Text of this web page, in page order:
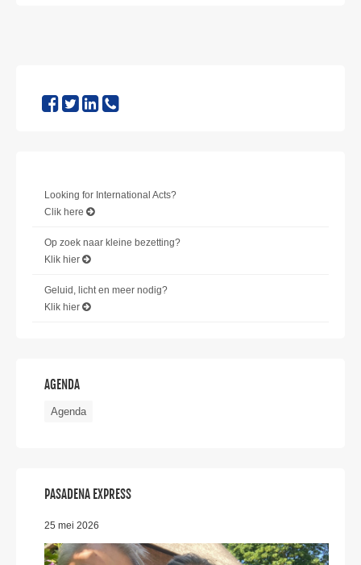
Looking for International Acts?
Clik here
Op zoek naar kleine bezetting?
Klik hier
Geluid, licht en meer nodig?
Klik hier
AGENDA
Agenda
PASADENA EXPRESS
25 mei 2026